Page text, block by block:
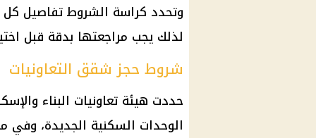
وتحدد كراسة الشروط تفاصيل كل
لذلك يجب مراجعتها بدقة قبل
شروط حجز شقق التعاونيات
حددت هيئة تعاونيات البناء
الوحدات السكنية الجديدة، وفي